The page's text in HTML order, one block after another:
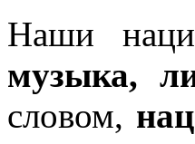
Наши
музыка,
словом,